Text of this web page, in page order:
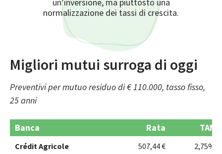
normalizzazione dei tassi di crescita.
Migliori mutui surroga di oggi
Preventivi per mutuo residuo di € 110.000, tasso fisso,
25 anni
Banca Rata TAN
Crédit Agricole 507,44 €
2,75%